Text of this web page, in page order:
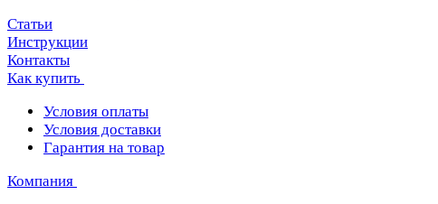
Статьи
Инструкции
Контакты
Как купить
Условия оплаты
Условия доставки
Гарантия на товар
Компания